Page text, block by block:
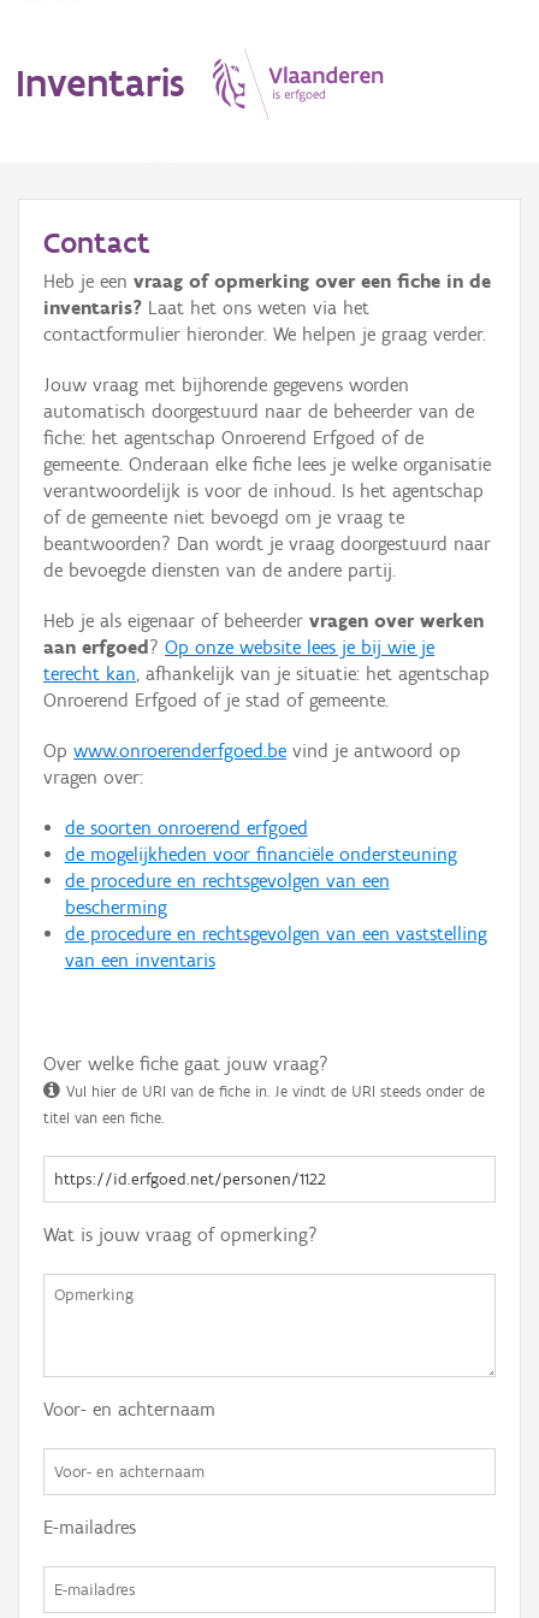
Inventaris
Erfgoedobject
Aanduidingsobject
Waarneming
Thema
Gebeurtenis
Persoon of collectief
Hergebruik
Aanmelden
Contact
Heb je een vraag of opmerking over een fiche in de
inventaris? Laat het ons weten via het
contactformulier hieronder. We helpen je graag verder.
Jouw vraag met bijhorende gegevens worden
automatisch doorgestuurd naar de beheerder van de
fiche: het agentschap Onroerend Erfgoed of de
gemeente. Onderaan elke fiche lees je welke organisatie
verantwoordelijk is voor de inhoud. Is het agentschap
of de gemeente niet bevoegd om je vraag te
beantwoorden? Dan wordt je vraag doorgestuurd naar
de bevoegde diensten van de andere partij.
Heb je als eigenaar of beheerder vragen over werken
aan erfgoed ? Op onze website lees je bij wie je
terecht kan, afhankelijk van je situatie: het agentschap
Onroerend Erfgoed of je stad of gemeente.
Op www.onroerenderfgoed.be vind je antwoord op
vragen over:
de soorten onroerend erfgoed
de mogelijkheden voor financiële ondersteuning
de procedure en rechtsgevolgen van een
bescherming
de procedure en rechtsgevolgen van een vaststelling
van een inventaris
Over welke fiche gaat jouw vraag?
Vul hier de URI van de fiche in. Je vindt de URI steeds onder de
titel van een fiche.
Wat is jouw vraag of opmerking?
Voor- en achternaam
E-mailadres